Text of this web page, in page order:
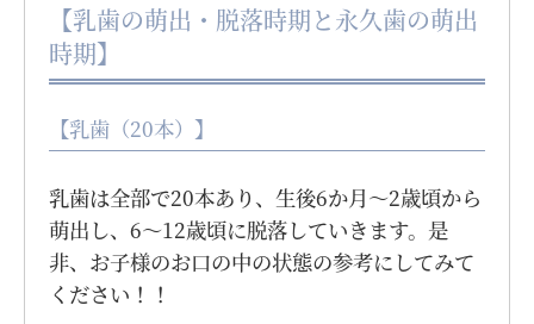
【乳歯の萌出・脱落時期と永久歯の萌出
時期】
【乳歯（20本）】
乳歯は全部で20本あり、生後6か月〜2歳頃から
萌出し、6〜12歳頃に脱落していきます。是
非、お子様のお口の中の状態の参考にしてみて
ください！！